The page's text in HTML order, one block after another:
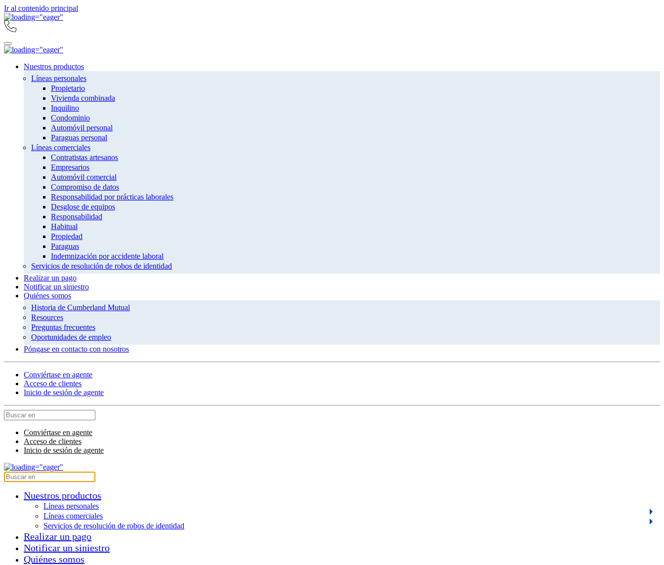
Ir al contenido principal
Nuestros productos
Líneas personales
Propietario
Vivienda combinada
Inquilino
Condominio
Automóvil personal
Paraguas personal
Líneas comerciales
Contratistas artesanos
Empresarios
Automóvil comercial
Compromiso de datos
Responsabilidad por prácticas laborales
Desglose de equipos
Responsabilidad
Habitual
Propiedad
Paraguas
Indemnización por accidente laboral
Servicios de resolución de robos de identidad
Realizar un pago
Notificar un siniestro
Quiénes somos
Historia de Cumberland Mutual
Resources
Preguntas frecuentes
Oportunidades de empleo
Póngase en contacto con nosotros
Conviértase en agente
Acceso de clientes
Inicio de sesión de agente
Conviértase en agente
Acceso de clientes
Inicio de sesión de agente
Nuestros productos
Líneas personales
Líneas comerciales
Servicios de resolución de robos de identidad
Realizar un pago
Notificar un siniestro
Quiénes somos